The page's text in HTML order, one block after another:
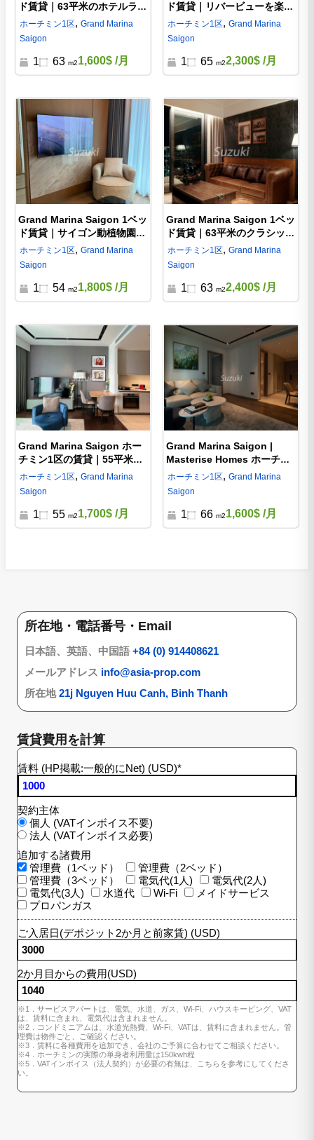
ド賃貸｜63平米のホテルライ
クな高級コンドミニアム
ホーチミン1区, Grand Marina
Saigon
1 63 m21,600$ /月
ド賃貸｜リバービューを楽し
む65平米の高級コンドミニア
ム
ホーチミン1区, Grand Marina
Saigon
1 65 m22,300$ /月
Grand Marina Saigon 1ベッ
ド賃貸｜サイゴン動植物園を
望む54平米コンドミニアム
ホーチミン1区, Grand Marina
Saigon
1 54 m21,800$ /月
Grand Marina Saigon 1ベッ
ド賃貸｜63平米のクラシック
な高級コンドミニアム
ホーチミン1区, Grand Marina
Saigon
1 63 m22,400$ /月
Grand Marina Saigon ホー
チミン1区の賃貸｜55平米の
シンプルモダンな高級コンド
ミニアム
ホーチミン1区, Grand Marina
Saigon
1 55 m21,700$ /月
Grand Marina Saigon |
Masterise Homes ホーチミ
ン 1区 最高級マンション 1ベ
ッド 1600USD
ホーチミン1区, Grand Marina
Saigon
1 66 m21,600$ /月
所在地・電話番号・Email
日本語、英語、中国語 +84 (0) 914408621
メールアドレス info@asia-prop.com
所在地21j Nguyen Huu Canh, Binh Thanh
賃貸費用を計算
賃料 (HP掲載:一般的にNet) (USD)*
契約主体
個人 (VATインボイス不要)
法人 (VATインボイス必要)
追加する諸費用
管理費（1ベッド）
管理費（2ベッド）
管理費（3ベッド）
電気代(1人)
電気代(2人)
電気代(3人)
水道代 Wi-Fi
メイドサービス
プロパンガス
ご入居日(デポジット2か月と前家賃) (USD)
2か月目からの費用(USD)
※1．サービスアパートは、電気、水道、ガス、Wi-Fi、ハウスキーピング、VAT
は、賃料に含まれ、電気代は含まれません。
※2．コンドミニアムは、水道光熱費、Wi-Fi、VATは、賃料に含まれません。管
理費は物件ごと、ご確認ください。
※3．賃料に各種費用を追加でき、会社のご予算に合わせてご相談ください。
※4．ホーチミンの実際の単身者利用量は150kwh程
※5．VATインボイス（法人契約）が必要の有無は、こちらを参考にしてくださ
い。